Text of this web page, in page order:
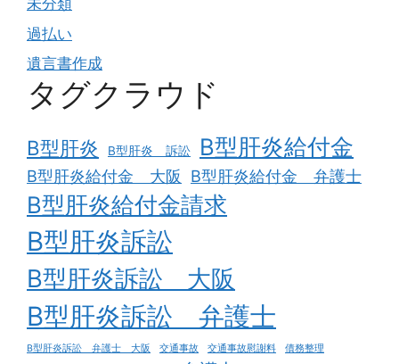
未分類
過払い
遺言書作成
タグクラウド
B型肝炎 B型肝炎 訴訟 B型肝炎給付金
B型肝炎給付金 大阪 B型肝炎給付金 弁護士
B型肝炎給付金請求
B型肝炎訴訟
B型肝炎訴訟 大阪
B型肝炎訴訟 弁護士
B型肝炎訴訟 弁護士 大阪 交通事故 交通事故慰謝料 債務整理